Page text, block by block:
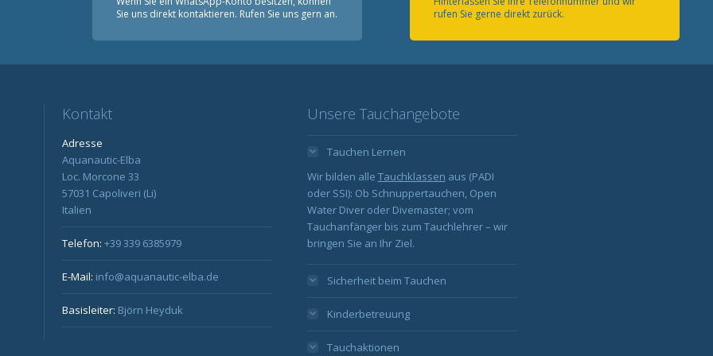
Sie uns direkt kontaktieren. Rufen Sie uns gern an.
rufen Sie gerne direkt zurück.
Kontakt
Adresse
Aquanautic-Elba
Loc. Morcone 33
57031 Capoliveri (Li)
Italien
Telefon: +39 339 6385979
E-Mail: info@aquanautic-elba.de
Basisleiter: Björn Heyduk
Unsere Tauchangebote
Tauchen Lernen
Wir bilden alle Tauchklassen aus (PADI
oder SSI): Ob Schnuppertauchen, Open
Water Diver oder Divemaster; vom
Tauchanfänger bis zum Tauchlehrer – wir
bringen Sie an Ihr Ziel.
Sicherheit beim Tauchen
Kinderbetreuung
Tauchaktionen